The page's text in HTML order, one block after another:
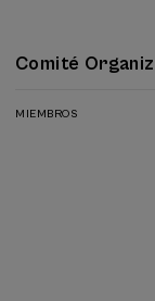
Comité
MIEMBROS